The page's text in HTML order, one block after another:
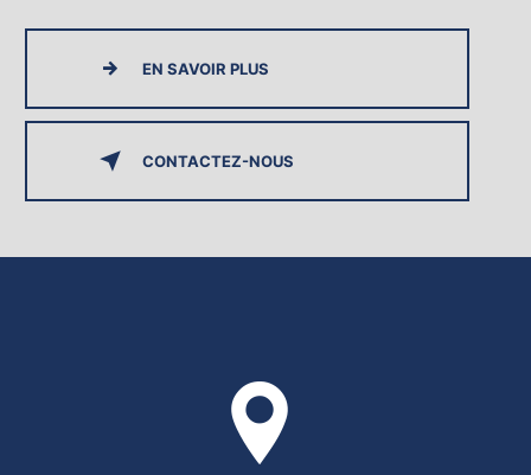
EN SAVOIR PLUS
CONTACTEZ-NOUS